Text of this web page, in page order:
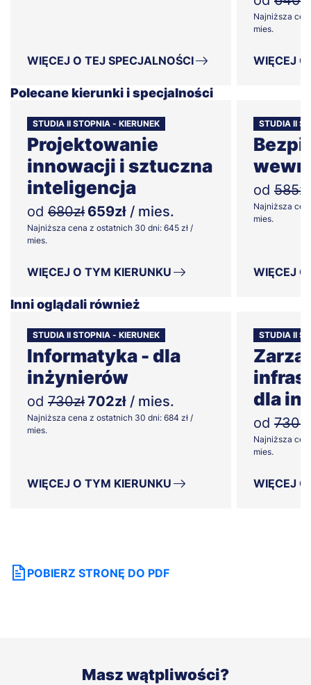
WIĘCEJ O TEJ SPECJALNOŚCI
Najniższa
mies.
WIĘCEJ
Polecane kierunki i specjalności
STUDIA II STOPNIA - KIERUNEK
Projektowanie
innowacji i sztuczna
inteligencja
od 680zł 659zł / mies.
Najniższa cena z ostatnich 30 dni: 645 zł /
mies.
WIĘCEJ O TYM KIERUNKU
STUDIA II
od 585zł
Najniższa
mies.
WIĘCEJ
Inni oglądali również
STUDIA II STOPNIA - KIERUNEK
Informatyka - dla
inżynierów
od 730zł702zł / mies.
Najniższa cena z ostatnich 30 dni: 684 zł /
mies.
WIĘCEJ O TYM KIERUNKU
STUDIA II
dla
od 730zł
Najniższa
mies.
WIĘCEJ
POBIERZ STRONĘ DO PDF
Masz wątpliwości?